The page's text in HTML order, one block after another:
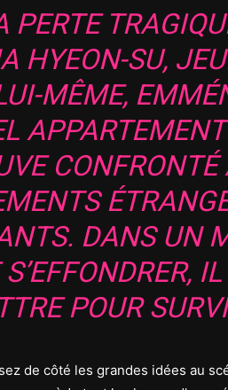
PERTE
HYEON-SU,
MÊME,
CONFRONTÉ
DANS UN
POUR
de côté les grandes idées au